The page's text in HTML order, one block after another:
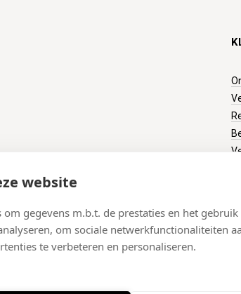
website
gegevens m.b.t. de prestaties en het gebruik
om sociale netwerkfunctionaliteiten
te verbeteren en personaliseren.